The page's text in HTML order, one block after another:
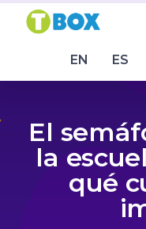
EN ES
El
la
qué